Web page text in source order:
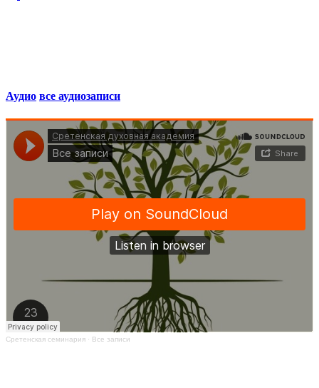
Аудио все аудиозаписи
Сретенская семинария · Все записи